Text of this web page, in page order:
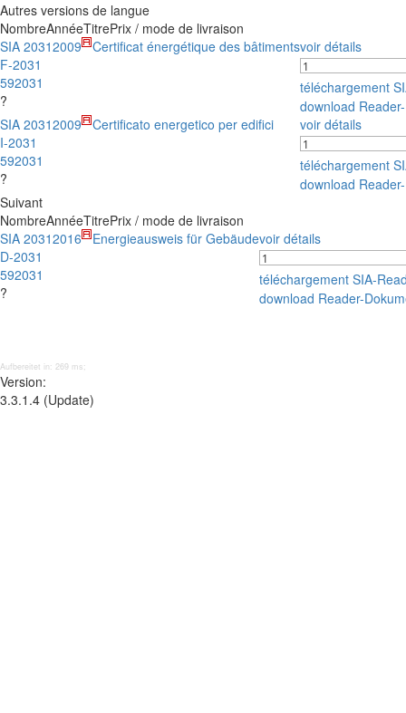
Autres versions de langue
NombreAnnéeTitrePrix / mode de livraison
SIA 2031
F-2031
592031
?
2009 Certificat énergétique des bâtimentsvoir détails
téléchargement
download
SIA 2031
I-2031
592031
?
2009 Certificato energetico per edifici voir détails
téléchargement
download
Suivant
NombreAnnéeTitrePrix / mode de livraison
SIA 2031
D-2031
592031
?
2016 Energieausweis für Gebäudevoir détails
téléchargement SIA-
download Reader-
Aufbereitet in: 269 ms;
Version:
3.3.1.4 (Update)